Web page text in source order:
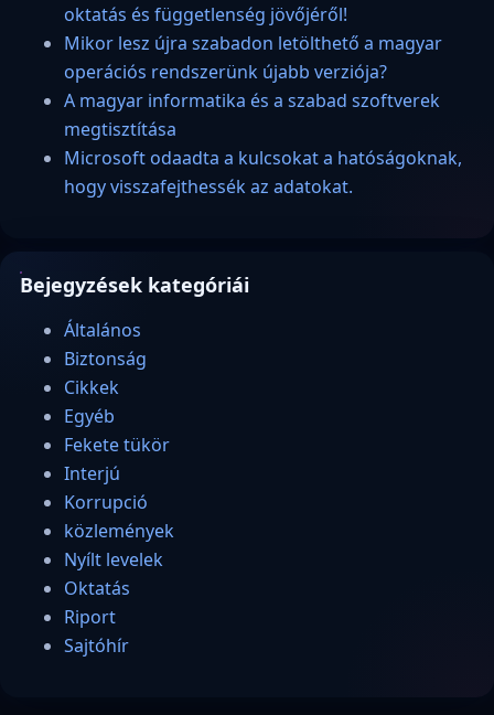
oktatás és függetlenség jövőjéről!
Mikor lesz újra szabadon letölthető a magyar
operációs rendszerünk újabb verziója?
A magyar informatika és a szabad szoftverek
megtisztítása
Microsoft odaadta a kulcsokat a hatóságoknak,
hogy visszafejthessék az adatokat.
Bejegyzések kategóriái
Általános
Biztonság
Cikkek
Egyéb
Fekete tükör
Interjú
Korrupció
közlemények
Nyílt levelek
Oktatás
Riport
Sajtóhír